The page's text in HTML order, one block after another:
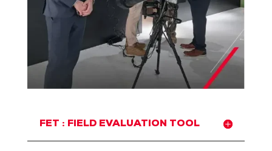
FET : FIELD EVALUATION TOOL